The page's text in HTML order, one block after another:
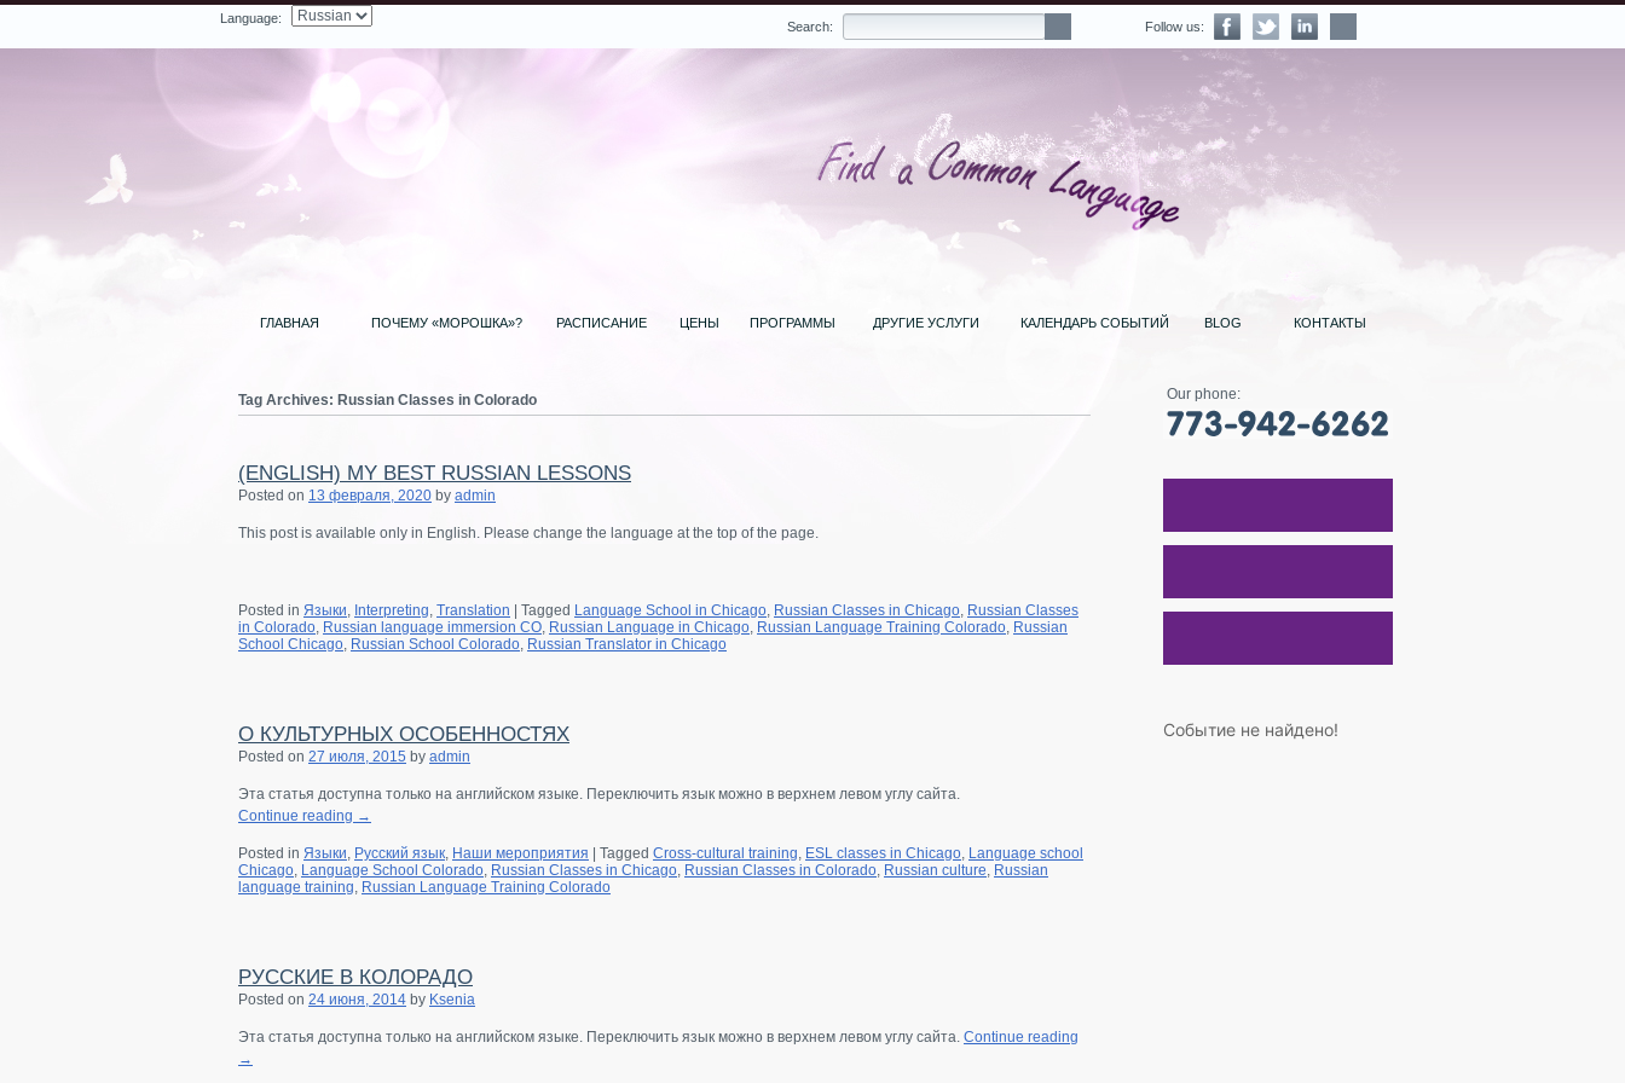
Follow us:
Search:
Language:
ГЛАВНАЯ ПОЧЕМУ «МОРОШКА»? РАСПИСАНИЕ ЦЕНЫ ПРОГРАММЫ ДРУГИЕ УСЛУГИ КАЛЕНДАРЬ СОБЫТИЙ BLOG КОНТАКТЫ
Our phone:
Событие не найдено!
Tag Archives: Russian Classes in Colorado
(ENGLISH) MY BEST RUSSIAN LESSONS
Posted on 13 февраля, 2020 by admin
This post is available only in English. Please change the language at the top of the page.
Posted in Языки, Interpreting, Translation Tagged Language School in Chicago, Russian Classes in Chicago, Russian Classes
in Colorado, Russian language immersion CO, Russian Language in Chicago, Russian Language Training Colorado, Russian
School Chicago, Russian School Colorado, Russian Translator in Chicago
О КУЛЬТУРНЫХ ОСОБЕННОСТЯХ
Posted on 27 июля, 2015 by admin
Эта статья доступна только на английском языке. Переключить язык можно в верхнем левом углу сайта.
Continue reading →
Posted in Языки, Русский язык, Наши мероприятия Tagged Cross-cultural training, ESL classes in Chicago, Language school
Chicago, Language School Colorado, Russian Classes in Chicago, Russian Classes in Colorado, Russian culture, Russian
language training, Russian Language Training Colorado
РУССКИЕ В КОЛОРАДО
Posted on 24 июня, 2014 by Ksenia
Эта статья доступна только на английском языке. Переключить язык можно в верхнем левом углу сайта. Continue reading
→